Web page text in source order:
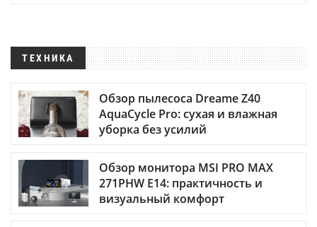
ТЕХНИКА
Обзор пылесоса Dreame Z40
AquaCycle Pro: сухая и влажная
уборка без усилий
Обзор монитора MSI PRO MAX
271PHW E14: практичность и
визуальный комфорт